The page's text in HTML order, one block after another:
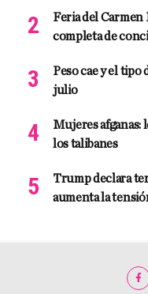
Feria del Carmen
completa de
Peso cae y el tipo
julio
Mujeres afganas:
los talibanes
Trump declara
aumenta la